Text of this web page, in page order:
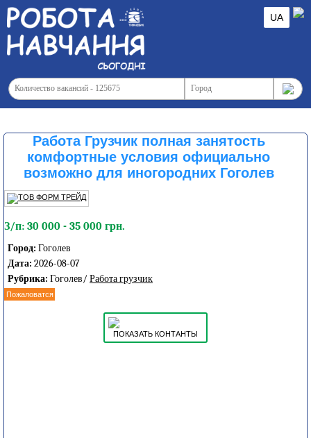
UA
Работа Грузчик полная занятость
комфортные условия официально
возможно для иногородних Гоголев
З/п: 30 000 - 35 000 грн.
Город: Гоголев
Дата: 2026-08-07
Рубрика: Гоголев/ Работа грузчик
Пожаловатся
ПОКАЗАТЬ КОНТАНТЫ